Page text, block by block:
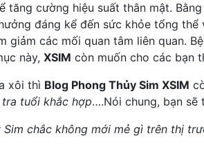
tăng cường hiệu suất thân mật.
đáng kể đến sức khỏe tổng
giảm các mối quan tâm liên quan.
này, XSIM còn muốn cho các bạn
xôi thì Blog Phong Thủy Sim XSIM
tuổi khắc hợp….Nói chung, bạn sẽ
Sim chắc không mới mẻ gì trên thị